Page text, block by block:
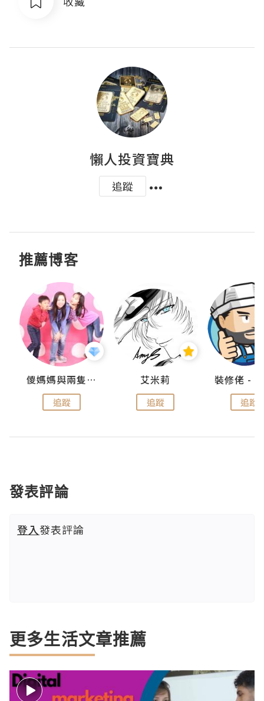
懶人投資寶典
追蹤
推薦博客
儍媽媽與兩隻小魔怪之家
追蹤
艾米莉
追蹤 追蹤
發表評論
登入發表評論
更多生活文章推薦